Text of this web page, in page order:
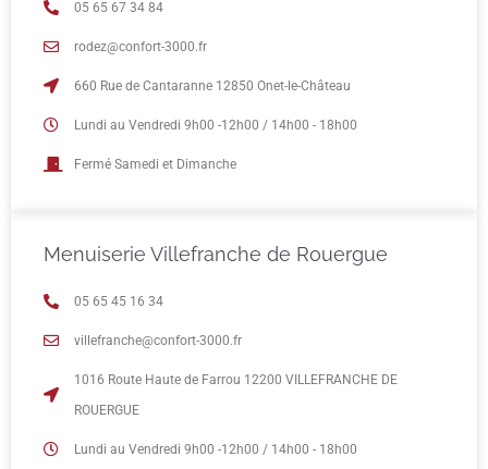
05 65 67 34 84
rodez@confort-3000.fr
660 Rue de Cantaranne 12850 Onet-le-Château
Lundi au Vendredi 9h00 -12h00 / 14h00 - 18h00
Fermé Samedi et Dimanche
Menuiserie Villefranche de Rouergue
05 65 45 16 34
villefranche@confort-3000.fr
1016 Route Haute de Farrou 12200 VILLEFRANCHE DE
ROUERGUE
Lundi au Vendredi 9h00 -12h00 / 14h00 - 18h00